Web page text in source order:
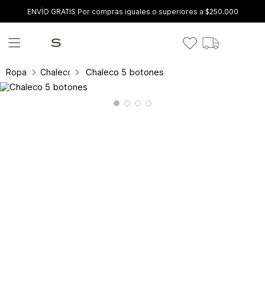
ENVÍO GRATIS Por compras iguales o superiores a $250.000
Ropa Chalecos Chaleco 5 botones